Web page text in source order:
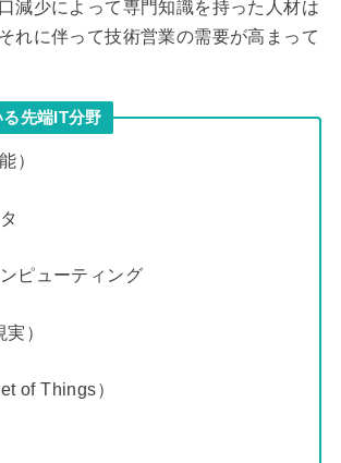
減少によって専門知識を持った人材は
れに伴って技術営業の需要が高まって
先端IT分野
）
ピューティング
）
of Things）